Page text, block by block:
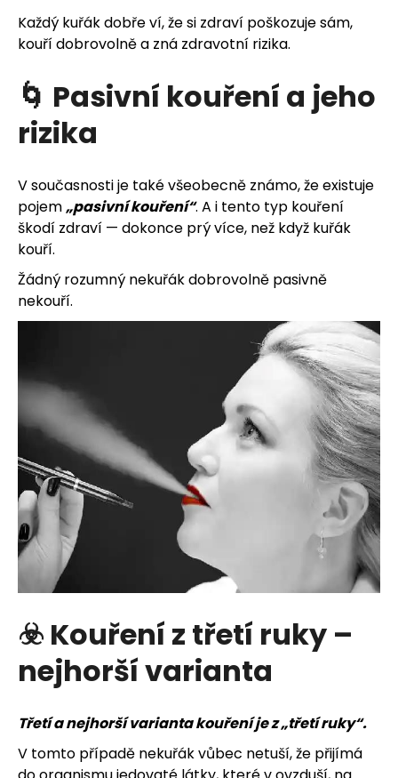
Každý kuřák dobře ví, že si zdraví poškozuje sám,
kouří dobrovolně a zná zdravotní rizika.
🌀 Pasivní kouření a jeho
rizika
V současnosti je také všeobecně známo, že existuje
pojem„pasivní kouření“. A i tento typ kouření
škodí zdraví — dokonce prý více, než když kuřák
kouří.
Žádný rozumný nekuřák dobrovolně pasivně
nekouří.
☣️ Kouření z třetí ruky –
nejhorší varianta
Třetí a nejhorší varianta kouření je z „třetí ruky“.
V tomto případě nekuřák vůbec netuší, že přijímá
n
a
j
í
t
?
D
o
p
o
r
u
č
u
j
e
m